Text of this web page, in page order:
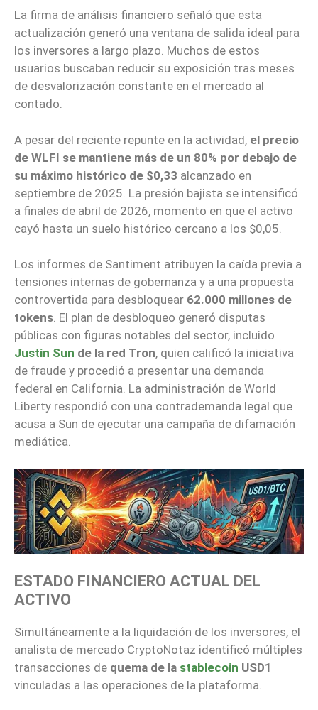
La firma de análisis financiero señaló que esta
actualización generó una ventana de salida ideal para
los inversores a largo plazo. Muchos de estos
usuarios buscaban reducir su exposición tras meses
de desvalorización constante en el mercado al
contado.
A pesar del reciente repunte en la actividad, el precio
de WLFI se mantiene más de un 80% por debajo de
su máximo histórico de $0,33 alcanzado en
septiembre de 2025. La presión bajista se intensificó
a finales de abril de 2026, momento en que el activo
cayó hasta un suelo histórico cercano a los $0,05.
Los informes de Santiment atribuyen la caída previa a
tensiones internas de gobernanza y a una propuesta
controvertida para desbloquear 62.000 millones de
tokens. El plan de desbloqueo generó disputas
públicas con figuras notables del sector, incluido
Justin Sun de la red Tron, quien calificó la iniciativa
de fraude y procedió a presentar una demanda
federal en California. La administración de World
Liberty respondió con una contrademanda legal que
acusa a Sun de ejecutar una campaña de difamación
mediática.
ESTADO FINANCIERO ACTUAL DEL
ACTIVO
Simultáneamente a la liquidación de los inversores, el
analista de mercado CryptoNotaz identificó múltiples
transacciones de quema de la stablecoin USD1
vinculadas a las operaciones de la plataforma.